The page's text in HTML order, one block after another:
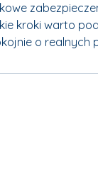
kroki warto
o